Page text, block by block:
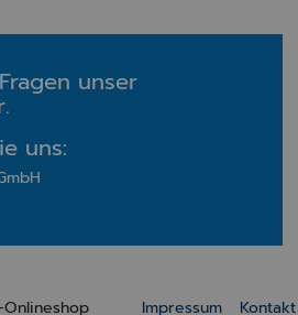
unser
uns:
Impressum Kontakt